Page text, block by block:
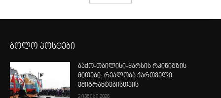
ბოლო პოსტები
ბაქო-თბილისი-ყარსის რკინიგზის
მითები: რეალობა ქართველი
ემიგრანტებისთვის
2 ივნისი 2026